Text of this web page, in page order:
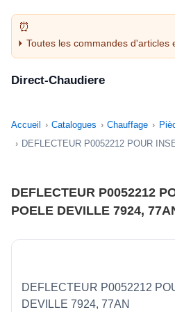
Toutes les commandes d'articles
avant 14H sont expédiées le jour
Direct-Chaudiere
Accueil Catalogues Chauffage
DEFLECTEUR P0052212 POUR
DEFLECTEUR P0052212
POELE DEVILLE 7924,
DEFLECTEUR P0052212
DEVILLE 7924, 77AN